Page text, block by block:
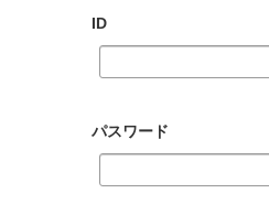
ID
パスワード